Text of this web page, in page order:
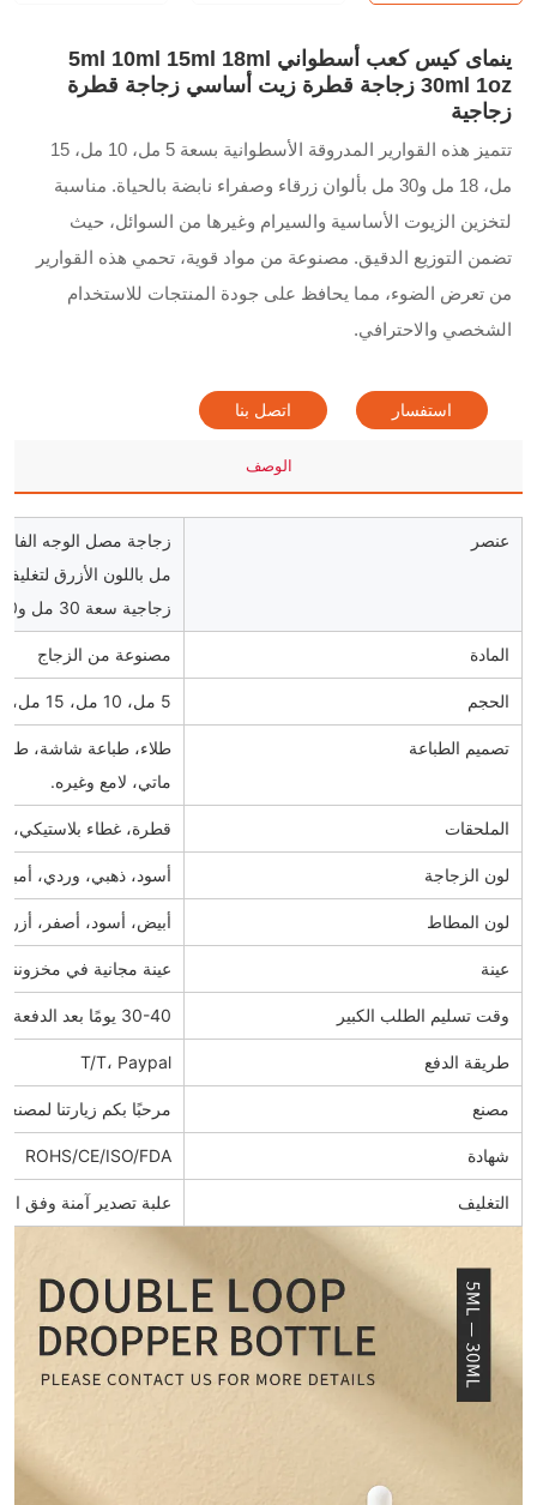
ينماى كيس كعب أسطواني 5ml 10ml 15ml 18ml
30ml 1oz زجاجة قطرة زيت أساسي زجاجة قطرة
زجاجية
تتميز هذه القوارير المدروقة الأسطوانية بسعة 5 مل، 10 مل، 15
مل، 18 مل و30 مل بألوان زرقاء وصفراء نابضة بالحياة. مناسبة
لتخزين الزيوت الأساسية والسيرام وغيرها من السوائل، حيث
تضمن التوزيع الدقيق. مصنوعة من مواد قوية، تحمي هذه القوارير
من تعرض الضوء، مما يحافظ على جودة المنتجات للاستخدام
الشخصي والاحترافي.
استفسار اتصل بنا
الوصف
عنصر
مل باللون الأزرق
زجاجية سعة 30 مل و50 مل
المادة مصنوعة من الزجاج
الحجم 5 مل، 10 مل، 15 مل، 18 مل، 30 مل
تصميم الطباعة
طلاء، طباعة شاشة،
ماتي، لامع وغيره.
الملحقات قطرة، غطاء بلاستيكي،
لون الزجاجة أسود، ذهبي، وردي،
لون المطاط أبيض، أسود، أصفر،
عينة عينة مجانية في
وقت تسليم الطلب الكبير 30-40 يومًا بعد الدفعة الأولى
طريقة الدفع T/T، Paypal
مصنع مرحبًا بكم زيارتنا
شهادة ROHS/CE/ISO/FDA
التغليف علبة تصدير آمنة وفق